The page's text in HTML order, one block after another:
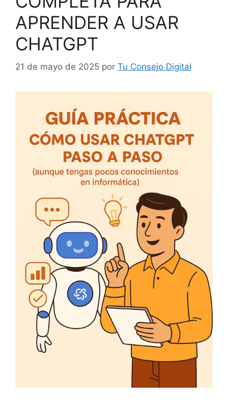
APRENDER A USAR
CHATGPT
21 de mayo de 2025 por Tu Consejo Digital